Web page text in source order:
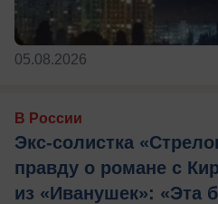
05.08.2026
В России
Экс-солистка
правду о романе с
из «Иванушек»: «Эта